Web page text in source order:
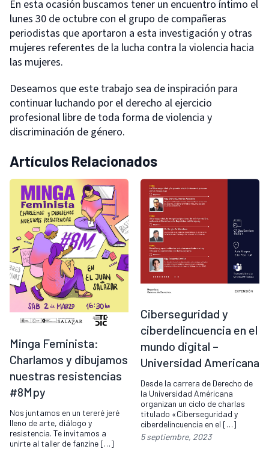
En esta ocasión buscamos tener un encuentro íntimo el
lunes 30 de octubre con el grupo de compañeras
periodistas que aportaron a esta investigación y otras
mujeres referentes de la lucha contra la violencia hacia
las mujeres.
Deseamos que este trabajo sea de inspiración para
continuar luchando por el derecho al ejercicio
profesional libre de toda forma de violencia y
discriminación de género.
Artículos Relacionados
Minga Feminista:
Charlamos y dibujamos
nuestras resistencias
#8Mpy
Nos juntamos en un tereré jeré
lleno de arte, diálogo y
resistencia. Te invitamos a
unirte al taller de fanzine […]
Ciberseguridad y
ciberdelincuencia en el
mundo digital –
Universidad Americana
Desde la carrera de Derecho de
la Universidad Américana
organizan un ciclo de charlas
titulado «Ciberseguridad y
ciberdelincuencia en el […]
5 septiembre, 2023